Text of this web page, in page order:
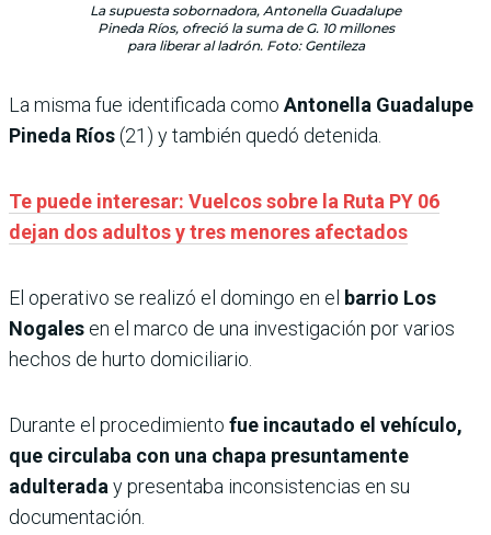
La supuesta sobornadora, Antonella Guadalupe
Pineda Ríos, ofreció la suma de G. 10 millones
para liberar al ladrón. Foto: Gentileza
La misma fue identificada como Antonella Guadalupe
Pineda Ríos(21) y también quedó detenida.
Te puede interesar: Vuelcos sobre la Ruta PY 06
dejan dos adultos y tres menores afectados
El operativo se realizó el domingo en el barrio Los
Nogales en el marco de una investigación por varios
hechos de hurto domiciliario.
Durante el procedimiento fue incautado el vehículo,
que circulaba con una chapa presuntamente
adulterada y presentaba inconsistencias en su
documentación.